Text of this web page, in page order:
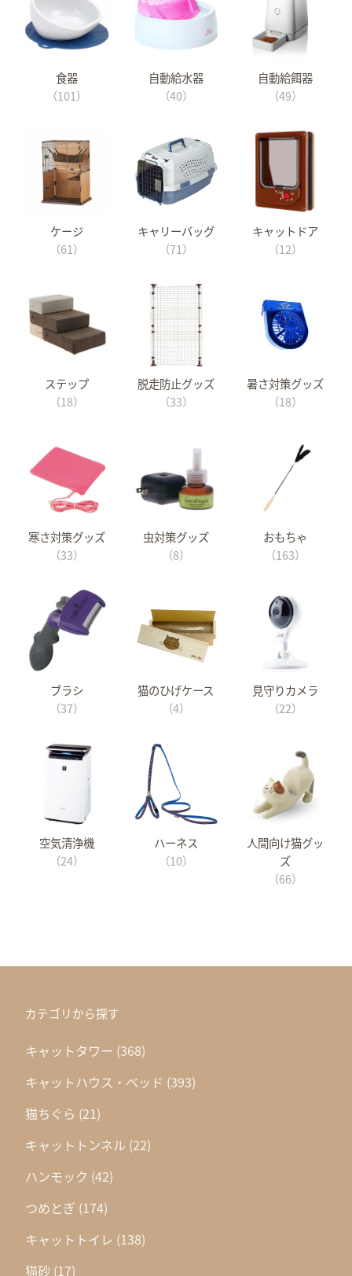
食器
（101）
自動給水器
（40）
自動給餌器
（49）
ケージ
（61）
キャリーバッグ
（71）
キャットドア
（12）
ステップ
（18）
脱走防止グッズ
（33）
暑さ対策グッズ
（18）
寒さ対策グッズ
（33）
虫対策グッズ
（8）
おもちゃ
（163）
ブラシ
（37）
猫のひげケース
（4）
見守りカメラ
（22）
空気清浄機
（24）
ハーネス
（10）
人間向け猫グッ
ズ
（66）
カテゴリから探す
キャットタワー (368)
キャットハウス・ベッド (393)
猫ちぐら (21)
キャットトンネル (22)
ハンモック (42)
つめとぎ (174)
キャットトイレ (138)
猫砂 (17)